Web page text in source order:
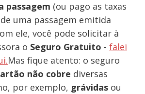
passagem (ou pago as taxas
uma passagem emitida
ele, você pode solicitar à
o Seguro Gratuito - falei
Mas fique atento: o seguro
não cobre diversas
por exemplo, grávidasou